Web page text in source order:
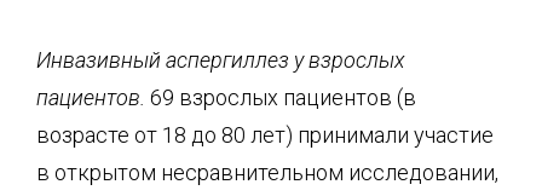
Инвазивный аспергиллез у взрослых
пациентов. 69 взрослых пациентов (в
возрасте от 18 до 80 лет) принимали участие
в открытом несравнительном исследовании,